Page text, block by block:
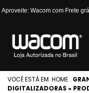
Aproveite: Wacom com Frete
VOCÊ ESTÁ EM: HOME .
DIGITALIZADORAS »